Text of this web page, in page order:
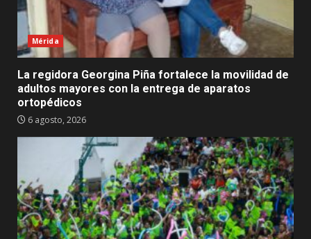
Mérida
La regidora Georgina Piña fortalece la movilidad de
adultos mayores con la entrega de aparatos
ortopédicos
6 agosto, 2026